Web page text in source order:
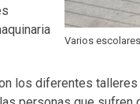
Varios
los diferentes